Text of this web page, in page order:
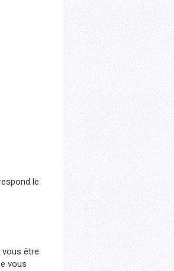
le
être
vous